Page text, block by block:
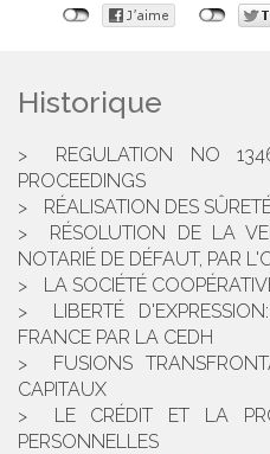
Historique
REGULATION NO
PROCEEDINGS
RÉALISATION DES
RÉSOLUTION DE LA
NOTARIÉ DE DÉFAUT, PAR
LA SOCIÉTÉ
LIBERTÉ
FRANCE PAR LA CEDH
FUSIONS
CAPITAUX
LE CRÉDIT ET LA
PERSONNELLES